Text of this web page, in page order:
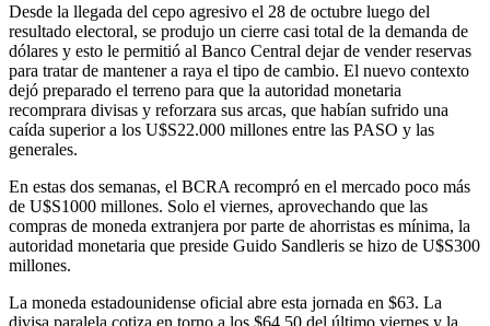
Desde la llegada del cepo agresivo el 28 de octubre luego del
resultado electoral, se produjo un cierre casi total de la demanda de
dólares y esto le permitió al Banco Central dejar de vender reservas
para tratar de mantener a raya el tipo de cambio. El nuevo contexto
dejó preparado el terreno para que la autoridad monetaria
recomprara divisas y reforzara sus arcas, que habían sufrido una
caída superior a los U$S22.000 millones entre las PASO y las
generales.
En estas dos semanas, el BCRA recompró en el mercado poco más
de U$S1000 millones. Solo el viernes, aprovechando que las
compras de moneda extranjera por parte de ahorristas es mínima, la
autoridad monetaria que preside Guido Sandleris se hizo de U$S300
millones.
La moneda estadounidense oficial abre esta jornada en $63. La
divisa paralela cotiza en torno a los $64,50 del último viernes y la